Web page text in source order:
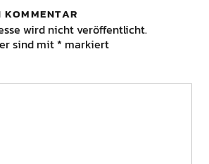
KOMMENTAR
wird nicht veröffentlicht.
sind mit * markiert